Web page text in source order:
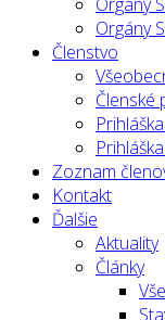
Orgány
Orgány
Členstvo
Členské
Zoznam
Kontakt
Ďalšie
Aktuality
Články